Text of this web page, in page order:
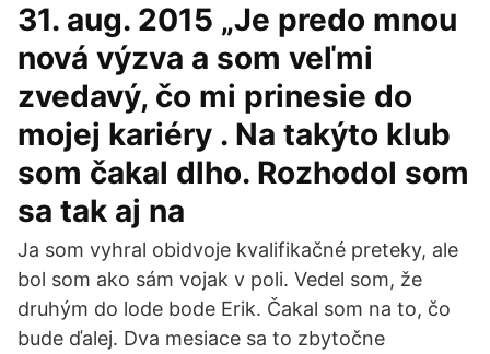
31. aug. 2015 „Je predo mnou
nová výzva a som veľmi
zvedavý, čo mi prinesie do
mojej kariéry . Na takýto klub
som čakal dlho. Rozhodol som
sa tak aj na
Ja som vyhral obidvoje kvalifikačné preteky, ale
bol som ako sám vojak v poli. Vedel som, že
druhým do lode bode Erik. Čakal som na to, čo
bude ďalej. Dva mesiace sa to zbytočne